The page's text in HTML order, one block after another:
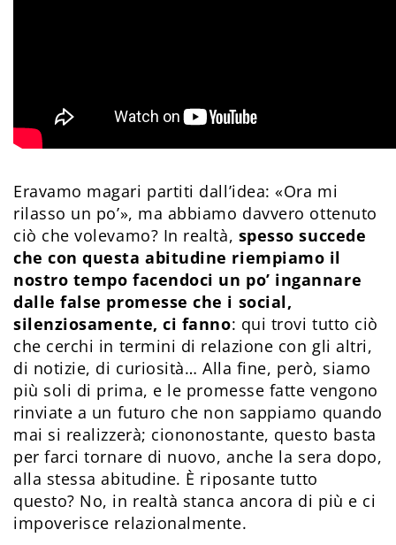
Eravamo magari partiti dall’idea: «Ora mi
rilasso un po’», ma abbiamo davvero ottenuto
ciò che volevamo? In realtà, spesso succede
che con questa abitudine riempiamo il
nostro tempo facendoci un po’ ingannare
dalle false promesse che i social,
silenziosamente, ci fanno: qui trovi tutto ciò
che cerchi in termini di relazione con gli altri,
di notizie, di curiosità… Alla fine, però, siamo
più soli di prima, e le promesse fatte vengono
rinviate a un futuro che non sappiamo quando
mai si realizzerà; ciononostante, questo basta
per farci tornare di nuovo, anche la sera dopo,
alla stessa abitudine. È riposante tutto
questo? No, in realtà stanca ancora di più e ci
impoverisce relazionalmente.